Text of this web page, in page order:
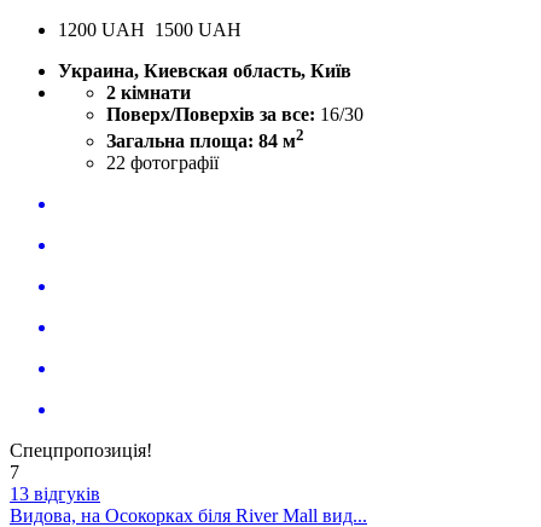
1200 UAH 1500 UAH
Украина, Киевская область, Київ
2 кімнати
Поверх/Поверхів за все: 16/30
Загальна площа: 84 м2
22 фотографії
Спецпропозиція!
7
13 відгуків
Видова, на Осокорках біля River Mall вид...